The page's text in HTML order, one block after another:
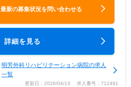
最新の募集状況を問い合わせる
詳細を見る
明芳外科リハビリテーション病院の求人
一覧
更新日：2026/04/13 求人番号：712491